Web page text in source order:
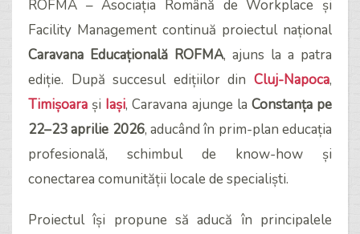
ROFMA – Asociația Română de Workplace și
Facility Management continuă proiectul național
Caravana Educațională ROFMA, ajuns la a patra
ediție. După succesul edițiilor din Cluj-Napoca,
Timișoara și Iași, Caravana ajunge la Constanța pe
22–23 aprilie 2026, aducând în prim-plan educația
profesională, schimbul de know-how și
conectarea comunității locale de specialiști.
Proiectul își propune să aducă în principalele